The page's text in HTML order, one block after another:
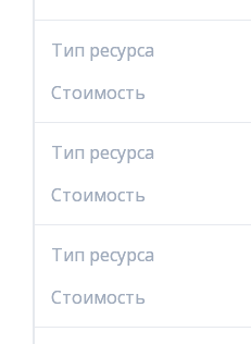
Тип ресурса
Тип ресурса
Стоимость
Стоимость
Тип ресурса
Тип ресурса
Стоимость
Стоимость
Тип ресурса
Тип ресурса
Стоимость
Стоимость